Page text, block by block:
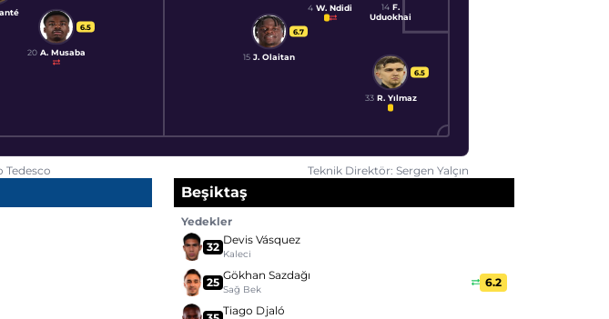
6.5
20 A. Musaba
14 F.
Uduokhai
6.5
33 R. Yılmaz
4 W. Ndidi
6.7
15 J. Olaitan
Tedesco Teknik Direktör: Sergen Yalçın
Beşiktaş
Yedekler
32 Devis Vásquez
Kaleci
25 Gökhan Sazdağı
Sağ Bek
6.2
Tiago Djaló